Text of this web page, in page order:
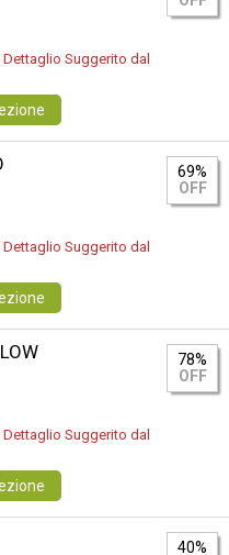
Suggerito dal
69%
OFF
Suggerito dal
78%
OFF
Suggerito dal
40%